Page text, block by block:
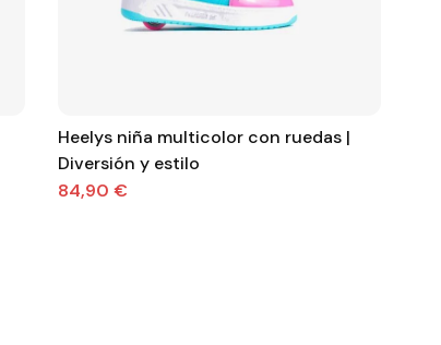
Heelys niña multicolor con ruedas |
Diversión y estilo
84,90 €